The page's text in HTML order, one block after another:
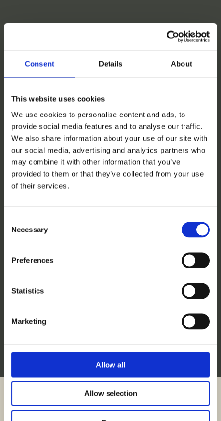
Consent Details About
This website uses cookies
We use cookies to personalise content and ads, to
provide social media features and to analyse our traffic.
We also share information about your use of our site with
our social media, advertising and analytics partners who
may combine it with other information that you’ve
provided to them or that they’ve collected from your use
of their services.
Selection
Necessary
Preferences
Statistics
Marketing
Allow all
Allow selection
Servicios de
CX para
sectores
específicos